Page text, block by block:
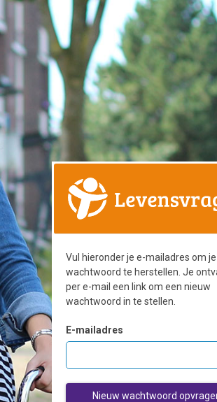
Vul hieronder je e-mailadres om je
wachtwoord te herstellen. Je
per e-mail een link om een nieuw
wachtwoord in te stellen.
E-mailadres
Nieuw wachtwoord